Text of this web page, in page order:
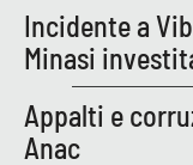
Incidente a
Minasi
Appalti e
Anac